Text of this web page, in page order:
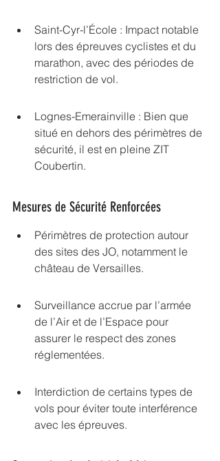
Saint-Cyr-l’École : Impact notable
lors des épreuves cyclistes et du
marathon, avec des périodes de
restriction de vol.
Lognes-Emerainville : Bien que
situé en dehors des périmètres de
sécurité, il est en pleine ZIT
Coubertin.
Mesures de Sécurité Renforcées
Périmètres de protection autour
des sites des JO, notamment le
château de Versailles.
Surveillance accrue par l’armée
de l’Air et de l’Espace pour
assurer le respect des zones
réglementées.
Interdiction de certains types de
vols pour éviter toute interférence
avec les épreuves.